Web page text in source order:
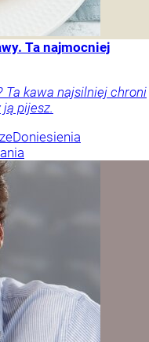
Ta najmocniej
Ta kawa najsilniej chroni
pijesz.
Doniesienia